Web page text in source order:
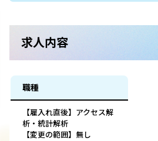
求人内容
職種
【雇入れ直後】アクセス解
析・統計解析
【変更の範囲】無し